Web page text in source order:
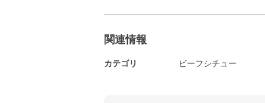
関連情報
カテゴリ ビーフシチュー